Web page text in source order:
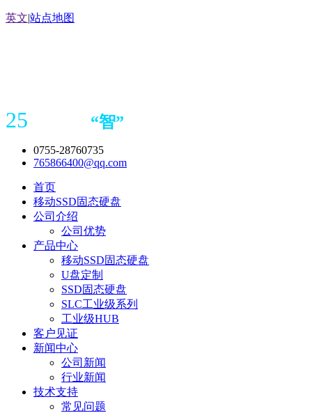
英文|站点地图
25 “智”
0755-28760735
765866400@qq.com
首页
移动SSD固态硬盘
公司介绍
公司优势
产品中心
移动SSD固态硬盘
U盘定制
SSD固态硬盘
SLC工业级系列
工业级HUB
客户见证
新闻中心
公司新闻
行业新闻
技术支持
常见问题